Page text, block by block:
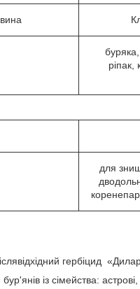
буряка,
ріпак,
для
гербіцид
із сімейства: астрові,